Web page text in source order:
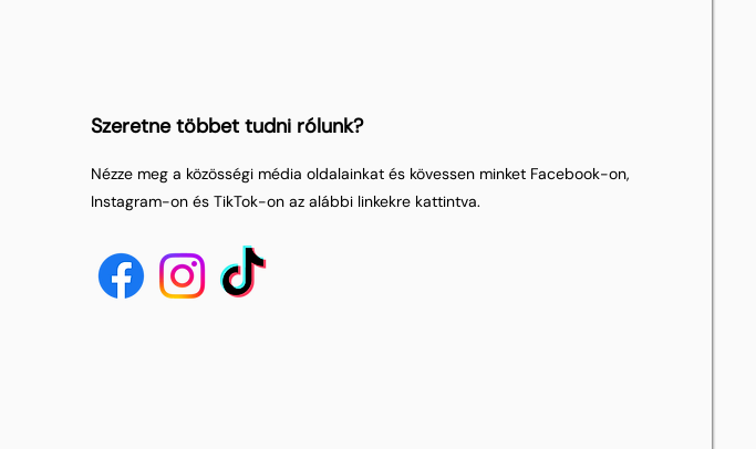
Szeretne többet tudni rólunk?
Nézze meg a közösségi média oldalainkat és kövessen minket Facebook-on,
Instagram-on és TikTok-on az alábbi linkekre kattintva.